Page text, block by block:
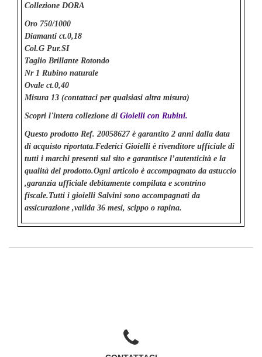
Collezione DORA
Oro 750/1000
Diamanti ct.0,18
Col.G Pur.SI
Taglio Brillante Rotondo
Nr 1 Rubino naturale
Ovale ct.0,40
Misura 13 (contattaci per qualsiasi altra misura)
Scopri l'intera collezione di Gioielli con Rubini.
Questo prodotto Ref. 20058627 è garantito 2 anni dalla data
di acquisto riportata.Federici Gioielli è rivenditore ufficiale di
tutti i marchi presenti sul sito e garantisce l’autenticità e la
qualità del prodotto.Ogni articolo è accompagnato da astuccio
,garanzia ufficiale debitamente compilata e scontrino
fiscale.Tutti i gioielli Salvini sono accompagnati da
assicurazione ,valida 36 mesi, scippo o rapina.